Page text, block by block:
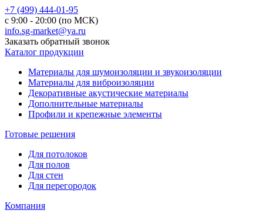
+7 (499) 444-01-95
с 9:00 - 20:00 (по МСК)
info.sg-market@ya.ru
Заказать обратный звонок
Каталог продукции
Материалы для шумоизоляции и звукоизоляции
Материалы для виброизоляции
Декоративные акустические материалы
Дополнительные материалы
Профили и крепежные элементы
Готовые решения
Для потолоков
Для полов
Для стен
Для перегородок
Компания